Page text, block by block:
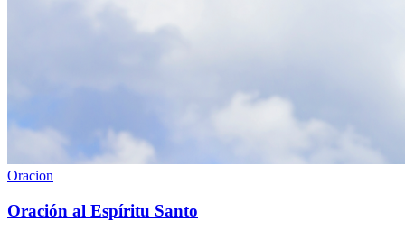
Oracion
Oración al Espíritu Santo